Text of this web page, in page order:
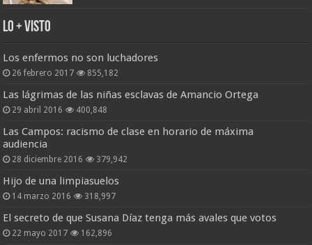
Lo + Visto
Los enfermos no son luchadores
26 febrero 2017 855,182
Las lágrimas de las niñas esclavas de Amancio Ortega
29 abril 2016 400,848
Las Campos: racismo de clase en horario de máxima
audiencia
28 diciembre 2016 379,942
Hijo de una limpiasuelos
14 marzo 2016 318,997
El secreto de que Susana Díaz tenga más avales que votos
22 mayo 2017 162,896